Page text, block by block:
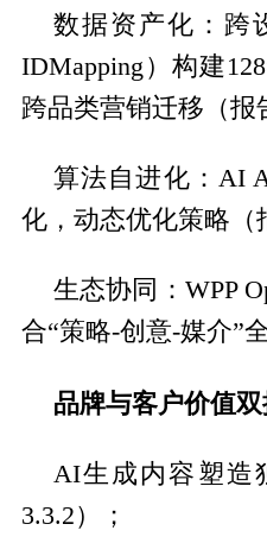
数据资产化：跨
IDMapping）构建
跨品类营销迁移（报
算法自进化：AI
化，动态优化策略（
生态协同：WPP
合“策略-创意-媒介”
品牌与客户价值
AI生成内容塑造
3.3.2）；